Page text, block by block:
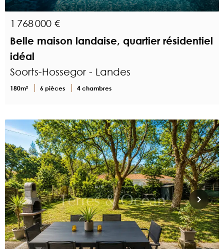
1 768 000 €
Belle maison landaise, quartier résidentiel
idéal
Soorts-Hossegor - Landes
180m² 6 pièces 4 chambres